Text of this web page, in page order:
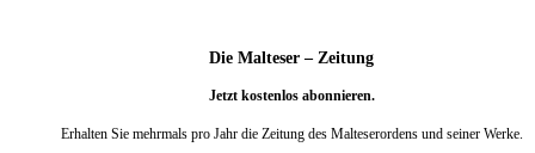
Die Malteser – Zeitung
Jetzt kostenlos abonnieren.
Erhalten Sie mehrmals pro Jahr die Zeitung des Malteserordens und seiner Werke.